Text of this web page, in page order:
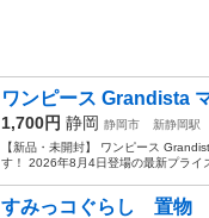
ワンピース Grandista
1,700円 静岡 静岡市 新静岡駅
【新品・未開封】 ワンピース
す！ 2026年8月4日登場の最新プライ
すみっコぐらし 置物